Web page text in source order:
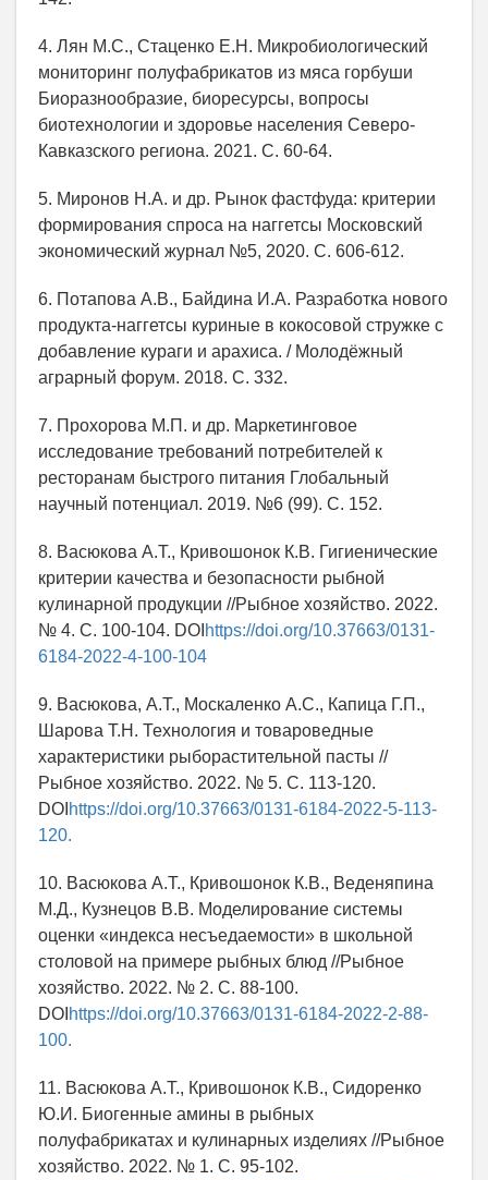
4. Лян М.С., Стаценко Е.Н. Микробиологический
мониторинг полуфабрикатов из мяса горбуши
Биоразнообразие, биоресурсы, вопросы
биотехнологии и здоровье населения Северо-
Кавказского региона. 2021. С. 60-64.
5. Миронов Н.А. и др. Рынок фастфуда: критерии
формирования спроса на наггетсы Московский
экономический журнал №5, 2020. С. 606-612.
6. Потапова А.В., Байдина И.А. Разработка нового
продукта-наггетсы куриные в кокосовой стружке с
добавление кураги и арахиса. / Молодёжный
аграрный форум. 2018. С. 332.
7. Прохорова М.П. и др. Маркетинговое
исследование требований потребителей к
ресторанам быстрого питания Глобальный
научный потенциал. 2019. №6 (99). С. 152.
8. Васюкова А.Т., Кривошонок К.В. Гигиенические
критерии качества и безопасности рыбной
кулинарной продукции //Рыбное хозяйство. 2022.
№ 4. С. 100-104. DOI https://doi.org/10.37663/0131-
6184-2022-4-100-104
9. Васюкова, А.Т., Москаленко А.С., Капица Г.П.,
Шарова Т.Н. Технология и товароведные
характеристики рыборастительной пасты //
Рыбное хозяйство. 2022. № 5. С. 113-120.
DOI https://doi.org/10.37663/0131-6184-2022-5-113-
120.
10. Васюкова А.Т., Кривошонок К.В., Веденяпина
М.Д., Кузнецов В.В. Моделирование системы
оценки «индекса несъедаемости» в школьной
столовой на примере рыбных блюд //Рыбное
хозяйство. 2022. № 2. С. 88-100.
DOI https://doi.org/10.37663/0131-6184-2022-2-88-
100.
11. Васюкова А.Т., Кривошонок К.В., Сидоренко
Ю.И. Биогенные амины в рыбных
полуфабрикатах и кулинарных изделиях //Рыбное
хозяйство. 2022. № 1. С. 95-102.